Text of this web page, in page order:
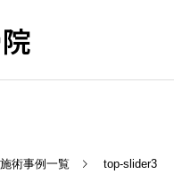
施術事例一覧 top-slider3